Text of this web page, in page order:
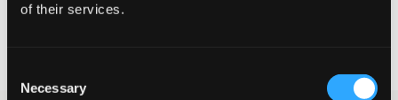
of their services.
Selection
Necessary